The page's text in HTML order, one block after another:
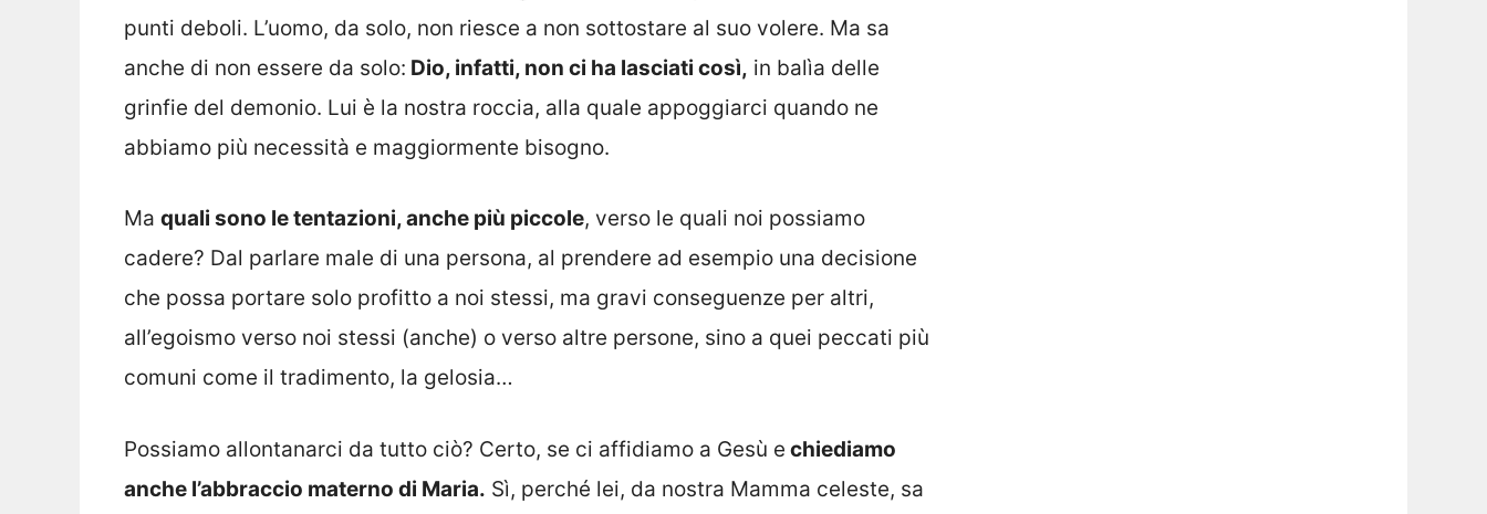
punti deboli. L’uomo, da solo, non riesce a non sottostare al suo volere. Ma sa
anche di non essere da solo: Dio, infatti, non ci ha lasciati così, in balìa delle
grinfie del demonio. Lui è la nostra roccia, alla quale appoggiarci quando ne
abbiamo più necessità e maggiormente bisogno.
Ma quali sono le tentazioni, anche più piccole, verso le quali noi possiamo
cadere? Dal parlare male di una persona, al prendere ad esempio una decisione
che possa portare solo profitto a noi stessi, ma gravi conseguenze per altri,
all’egoismo verso noi stessi (anche) o verso altre persone, sino a quei peccati più
comuni come il tradimento, la gelosia…
Possiamo allontanarci da tutto ciò? Certo, se ci affidiamo a Gesù e chiediamo
anche l’abbraccio materno di Maria. Sì, perché lei, da nostra Mamma celeste, sa